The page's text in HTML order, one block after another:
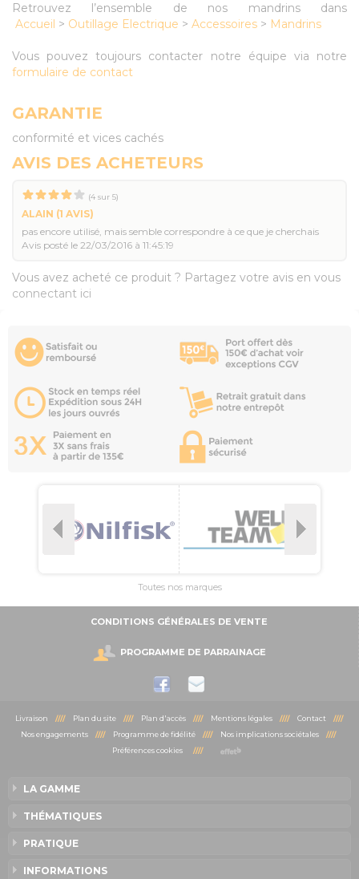
Retrouvez l’ensemble de nos mandrins dans
Accueil > Outillage Electrique > Accessoires > Mandrins
Vous pouvez toujours contacter notre équipe via notre
formulaire de contact
GARANTIE
conformité et vices cachés
AVIS DES ACHETEURS
(4 sur 5)
ALAIN (1 AVIS)
pas encore utilisé, mais semble correspondre à ce que je cherchais
Avis posté le 22/03/2016 à 11:45:19
Vous avez acheté ce produit ? Partagez votre avis en vous
connectant ici
Toutes nos marques
CONDITIONS GÉNÉRALES DE VENTE
PROGRAMME DE PARRAINAGE
Livraison //// Plan du site //// Plan d'accès //// Mentions légales //// Contact ////
Nos engagements//// Programme de fidélité//// Nos implications sociétales////
Préférences cookies
////
LA GAMME
THÉMATIQUES
PRATIQUE
INFORMATIONS